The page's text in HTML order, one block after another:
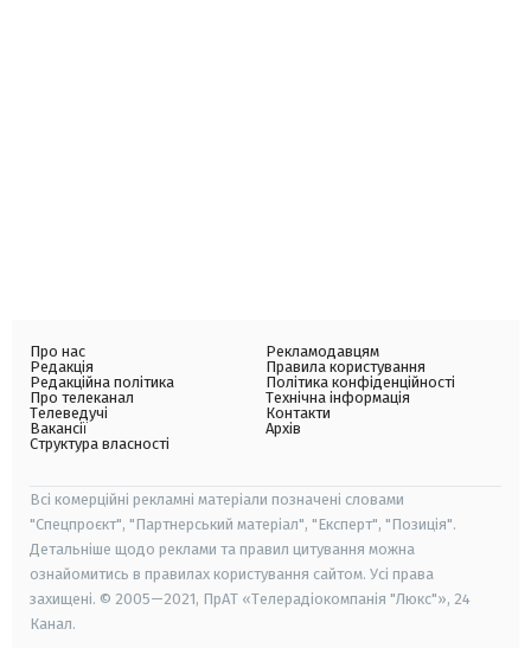
Про нас
Редакція
Редакційна політика
Про телеканал
Телеведучі
Вакансії
Структура власності
Рекламодавцям
Правила користування
Політика конфіденційності
Технічна інформація
Контакти
Архів
Всі комерційні рекламні матеріали позначені словами
"Спецпроєкт", "Партнерський матеріал", "Експерт", "Позиція".
Детальніше щодо реклами та правил цитування можна
ознайомитись в правилах користування сайтом. Усі права
захищені. © 2005—2021, ПрАТ «Телерадіокомпанія "Люкс"», 24
Канал.